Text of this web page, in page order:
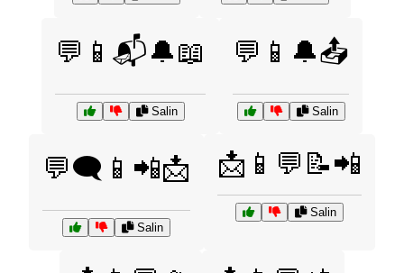
💬📱📬🔔📖
Salin
💬📱🔔📤
Salin
💬🗨️📱📲📩
Salin
📩📱💬📝📲
Salin